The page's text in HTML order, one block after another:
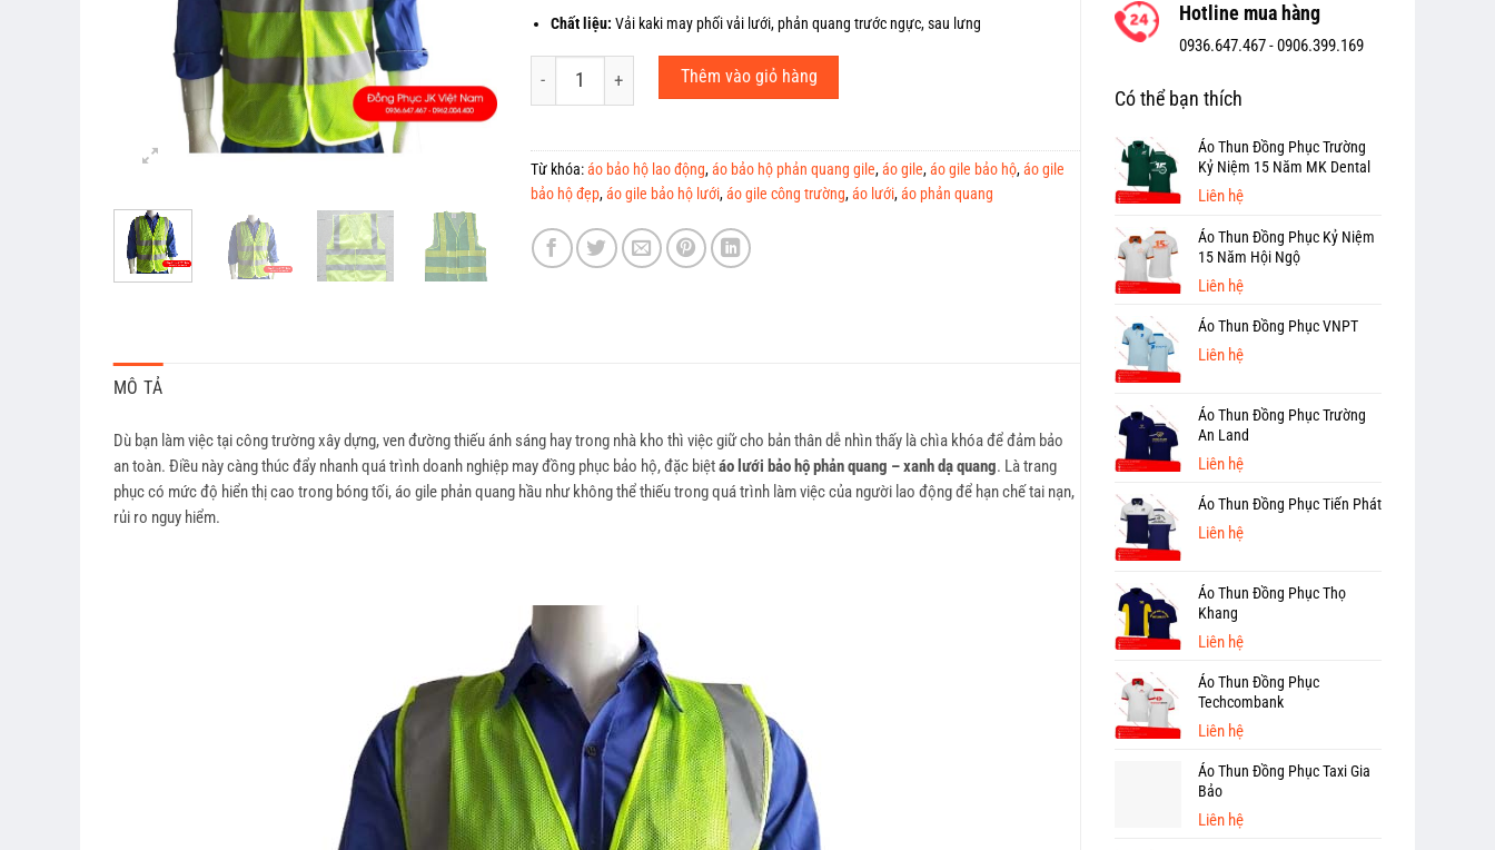
Hotline mua hàng
0936.647.467 -0906.399.169
Có thể bạn thích
Áo Thun Đồng Phục Trường
Kỷ Niệm 15 Năm MK Dental
Liên hệ
Áo Thun Đồng Phục Kỷ Niệm
15 Năm Hội Ngộ
Liên hệ
Áo Thun Đồng Phục VNPT
Liên hệ
Áo Thun Đồng Phục Trường
An Land
Liên hệ
Áo Thun Đồng Phục Tiến Phát
Liên hệ
Áo Thun Đồng Phục Thọ
Khang
Liên hệ
Áo Thun Đồng Phục
Techcombank
Liên hệ
Áo Thun Đồng Phục Taxi Gia
Bảo
Liên hệ
Chất liệu: Vải kaki may phối vải lưới, phản quang trước ngực, sau lưng
Áo Lưới Bảo Hộ Phản Quang - Xanh Dạ Quang số lượng
Thêm vào giỏ hàng
Từ khóa:áo bảo hộ lao động,áo bảo hộ phản quang gile,áo gile,áo gile bảo hộ,áo gile
bảo hộ đẹp,áo gile bảo hộ lưới,áo gile công trường,áo lưới,áo phản quang
MÔ TẢ
Dù bạn làm việc tại công trường xây dựng, ven đường thiếu ánh sáng hay trong nhà kho thì việc giữ cho bản thân dễ nhìn thấy là chìa khóa để đảm bảo
an toàn. Điều này càng thúc đẩy nhanh quá trình doanh nghiệp may đồng phục bảo hộ, đặc biệtáo lưới bảo hộ phản quang – xanh dạ quang. Là trang
phục có mức độ hiển thị cao trong bóng tối, áo gile phản quang hầu như không thể thiếu trong quá trình làm việc của người lao động để hạn chế tai nạn,
rủi ro nguy hiểm.